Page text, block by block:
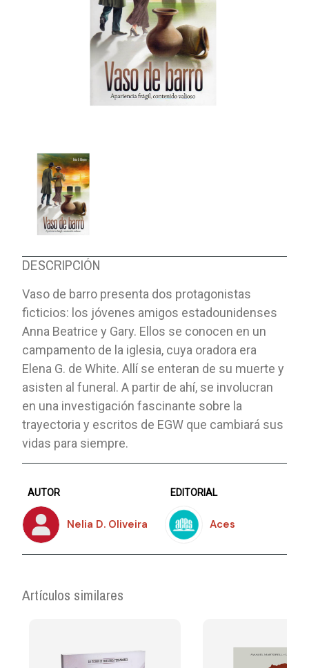
DESCRIPCIÓN
Vaso de barro presenta dos protagonistas
ficticios: los jóvenes amigos estadounidenses
Anna Beatrice y Gary. Ellos se conocen en un
campamento de la iglesia, cuya oradora era
Elena G. de White. Allí se enteran de su muerte y
asisten al funeral. A partir de ahí, se involucran
en una investigación fascinante sobre la
trayectoria y escritos de EGW que cambiará sus
vidas para siempre.
AUTOR
Nelia D. Oliveira
EDITORIAL
Aces
Artículos similares